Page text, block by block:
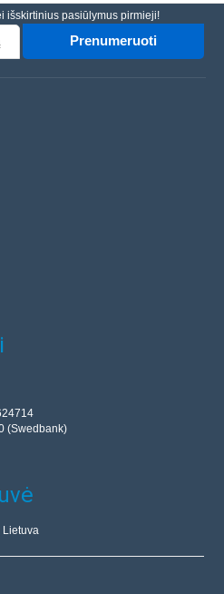
išskirtinius pasiūlymus pirmieji!
Prenumeruoti
(Swedbank)
Lietuva